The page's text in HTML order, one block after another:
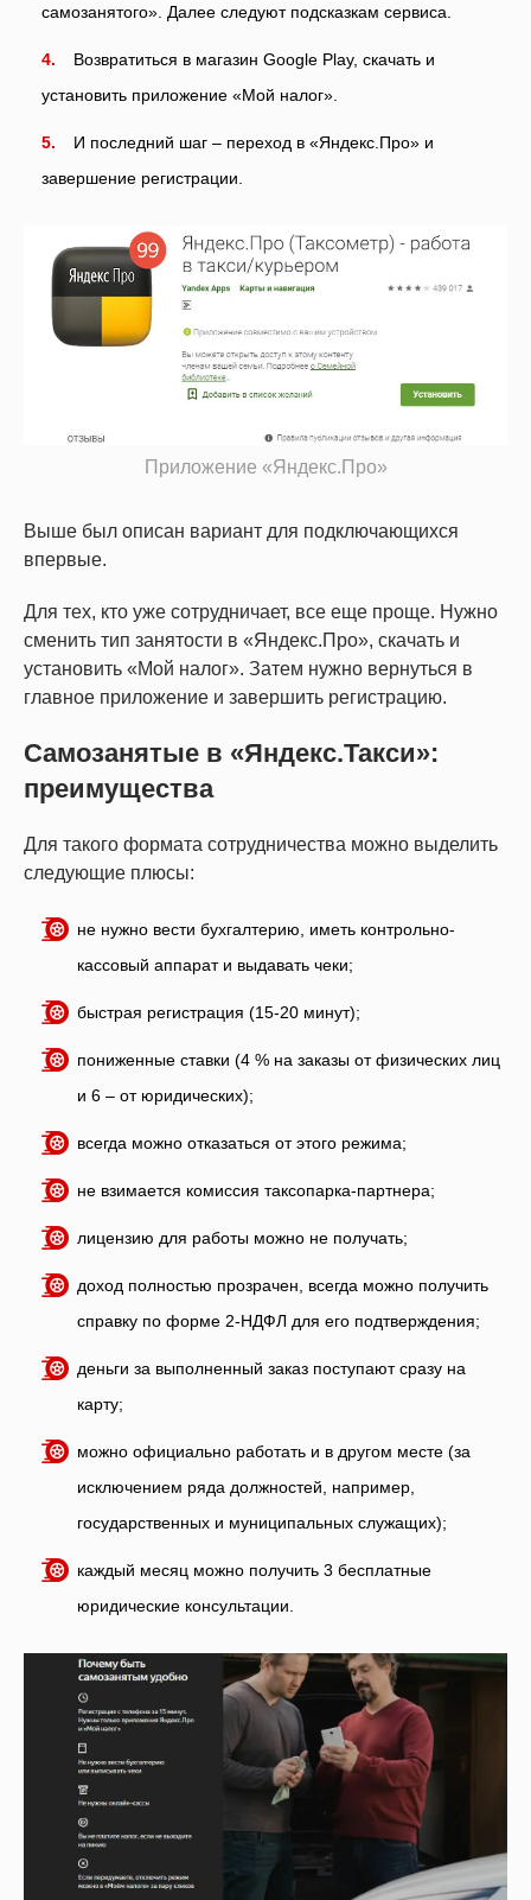
самозанятого». Далее следуют подсказкам сервиса.
Возвратиться в магазин Google Play, скачать и
установить приложение «Мой налог».
И последний шаг – переход в «Яндекс.Про» и
завершение регистрации.
Приложение «Яндекс.Про»
Выше был описан вариант для подключающихся
впервые.
Для тех, кто уже сотрудничает, все еще проще. Нужно
сменить тип занятости в «Яндекс.Про», скачать и
установить «Мой налог». Затем нужно вернуться в
главное приложение и завершить регистрацию.
Самозанятые в «Яндекс.Такси»:
преимущества
Для такого формата сотрудничества можно выделить
следующие плюсы:
не нужно вести бухгалтерию, иметь контрольно-
кассовый аппарат и выдавать чеки;
быстрая регистрация (15-20 минут);
пониженные ставки (4 % на заказы от физических лиц
и 6 – от юридических);
всегда можно отказаться от этого режима;
не взимается комиссия таксопарка-партнера;
лицензию для работы можно не получать;
доход полностью прозрачен, всегда можно получить
справку по форме 2-НДФЛ для его подтверждения;
деньги за выполненный заказ поступают сразу на
карту;
можно официально работать и в другом месте (за
исключением ряда должностей, например,
государственных и муниципальных служащих);
каждый месяц можно получить 3 бесплатные
юридические консультации.